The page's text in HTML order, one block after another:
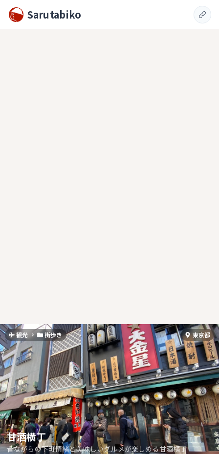
Sarutabiko
観光 街歩き 東京都
甘酒横丁
昔ながらの下町情緒と美味しいグルメが楽しめる甘酒横丁